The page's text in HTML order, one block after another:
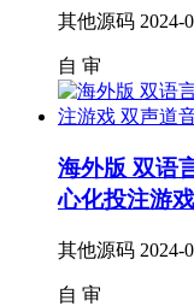
其他源码 2024-
自 审
海外版 双语
心化投注游
其他源码 2024-
自 审